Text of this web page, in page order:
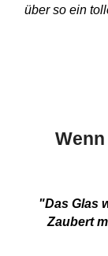
über so ein
"Das Glas
Zaubert